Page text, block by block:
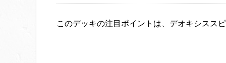
このデッキの注目ポイントは、デオキシスス